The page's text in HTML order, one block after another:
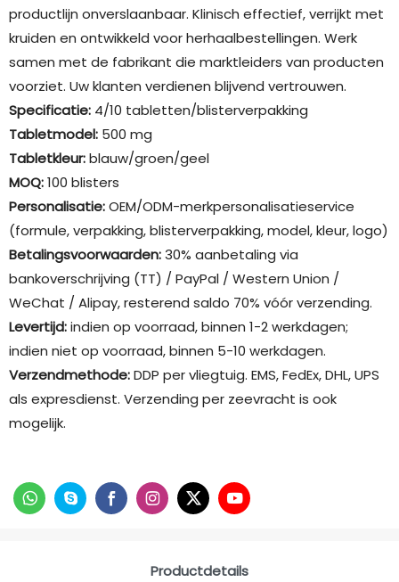
productlijn onverslaanbaar. Klinisch effectief, verrijkt met
kruiden en ontwikkeld voor herhaalbestellingen. Werk
samen met de fabrikant die marktleiders van producten
voorziet. Uw klanten verdienen blijvend vertrouwen.
Specificatie: 4/10 tabletten/blisterverpakking
Tabletmodel: 500 mg
Tabletkleur:blauw/groen/geel
MOQ:100 blisters
Personalisatie:OEM/ODM-merkpersonalisatieservice
(formule, verpakking, blisterverpakking, model, kleur, logo)
Betalingsvoorwaarden:30% aanbetaling via
bankoverschrijving (TT) / PayPal / Western Union /
WeChat / Alipay, resterend saldo 70% vóór verzending.
Levertijd:indien op voorraad, binnen 1-2 werkdagen;
indien niet op voorraad, binnen 5-10 werkdagen.
Verzendmethode:DDP per vliegtuig. EMS, FedEx, DHL, UPS
als expresdienst. Verzending per zeevracht is ook
mogelijk.
Productdetails